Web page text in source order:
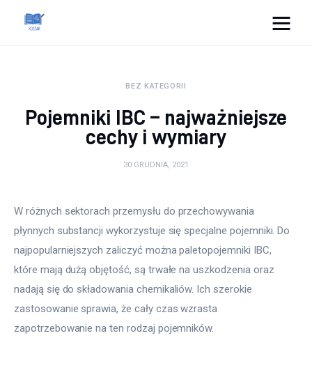
Zdrowie
Więcej
BEZ KATEGORII
Pojemniki IBC – najważniejsze
cechy i wymiary
30 GRUDNIA, 2021
W różnych sektorach przemysłu do przechowywania
płynnych substancji wykorzystuje się specjalne pojemniki. Do
najpopularniejszych zaliczyć można paletopojemniki IBC,
które mają dużą objętość, są trwałe na uszkodzenia oraz
nadają się do składowania chemikaliów. Ich szerokie
zastosowanie sprawia, że cały czas wzrasta
zapotrzebowanie na ten rodzaj pojemników.